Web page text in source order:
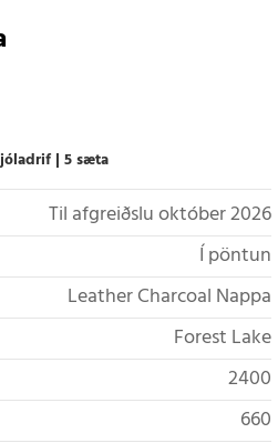
5 sæta
Til afgreiðslu október 2026
Í pöntun
Leather Charcoal Nappa
Forest Lake
2400
660